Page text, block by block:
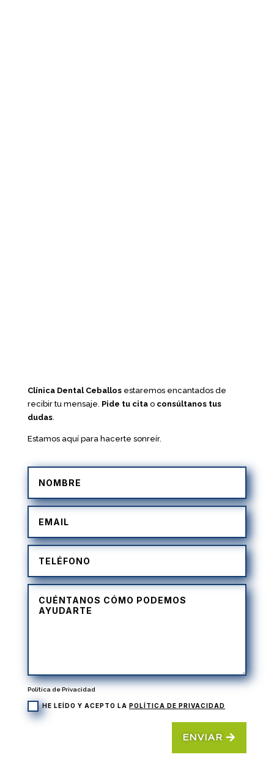
Clínica Dental Ceballosestaremos encantados de
recibir tu mensaje. Pide tu citao consúltanos tus
dudas.
Estamos aquí para hacerte sonreír.
Política de Privacidad
HE LEÍDO Y ACEPTO LAPOLÍTICA DE PRIVACIDAD
ENVIAR